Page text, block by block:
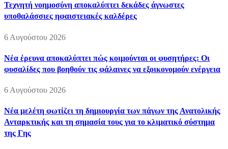
Τεχνητή νοημοσύνη αποκαλύπτει δεκάδες άγνωστες
υποθαλάσσιες ηφαιστειακές καλδέρες
6 Αυγούστου 2026
Νέα έρευνα αποκαλύπτει πώς κοιμούνται οι φυσητήρες: Οι
φυσαλίδες που βοηθούν τις φάλαινες να εξοικονομούν ενέργεια
6 Αυγούστου 2026
Νέα μελέτη φωτίζει τη δημιουργία των πάγων της Ανατολικής
Ανταρκτικής και τη σημασία τους για το κλιματικό σύστημα
της Γης